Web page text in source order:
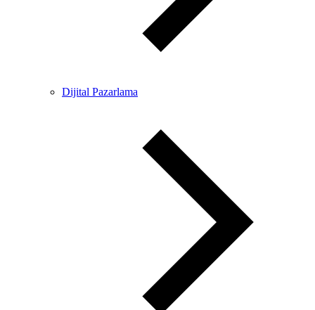
Dijital Pazarlama